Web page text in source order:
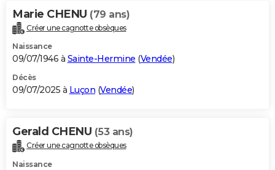
Marie CHENU (79 ans)
Créer une cagnotte obsèques
Naissance
09/07/1946 à Sainte-Hermine (Vendée)
Décès
09/07/2025 à Luçon (Vendée)
Gerald CHENU (53 ans)
Créer une cagnotte obsèques
Naissance